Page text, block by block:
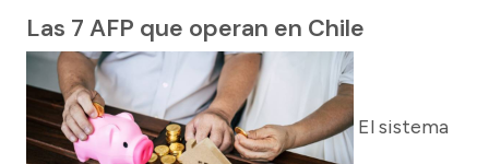
Las 7 AFP que operan en Chile
El sistema